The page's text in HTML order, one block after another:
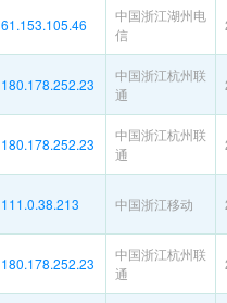
61.153.105.46
中国浙江湖州电
信
180.178.252.23
中国浙江杭州联
通
180.178.252.23
中国浙江杭州联
通
111.0.38.213 中国浙江移动
180.178.252.23
中国浙江杭州联
通